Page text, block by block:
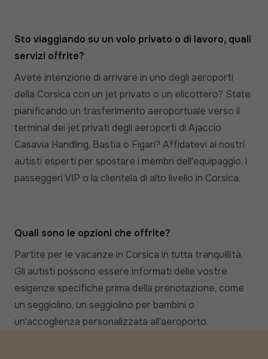
Sto viaggiando su un volo privato o di lavoro, quali
servizi offrite?
Avete intenzione di arrivare in uno degli aeroporti
della Corsica con un jet privato o un elicottero? State
pianificando un trasferimento aeroportuale verso il
terminal dei jet privati degli aeroporti di Ajaccio
Casavia Handling, Bastia o Figari? Affidatevi ai nostri
autisti esperti per spostare i membri dell'equipaggio, i
passeggeri VIP o la clientela di alto livello in Corsica.
Quali sono le opzioni che offrite?
Partite per le vacanze in Corsica in tutta tranquillità.
Gli autisti possono essere informati delle vostre
esigenze specifiche prima della prenotazione, come
un seggiolino, un seggiolino per bambini o
un'accoglienza personalizzata all'aeroporto.